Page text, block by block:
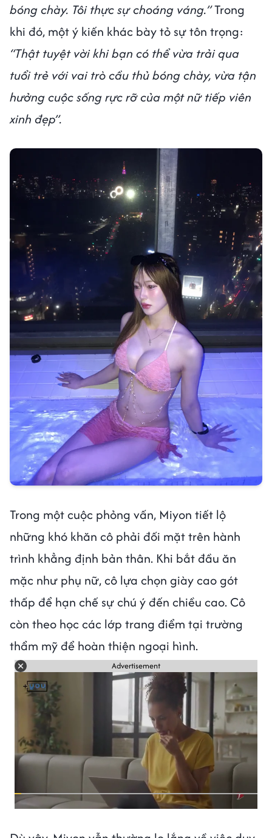
bóng chày. Tôi thực sự choáng váng.”Trong
khi đó, một ý kiến khác bày tỏ sự tôn trọng:
“Thật tuyệt vời khi bạn có thể vừa trải qua
tuổi trẻ với vai trò cầu thủ bóng chày, vừa tận
hưởng cuộc sống rực rỡ của một nữ tiếp viên
xinh đẹp”.
Trong một cuộc phỏng vấn, Miyon tiết lộ
những khó khăn cô phải đối mặt trên hành
trình khẳng định bản thân. Khi bắt đầu ăn
mặc như phụ nữ, cô lựa chọn giày cao gót
thấp để hạn chế sự chú ý đến chiều cao. Cô
còn theo học các lớp trang điểm tại trường
thẩm mỹ để hoàn thiện ngoại hình.
Advertisement